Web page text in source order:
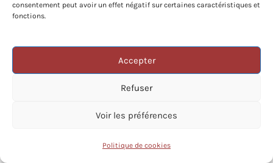
consentement peut avoir un effet négatif sur certaines caractéristiques et
fonctions.
Accepter
Refuser
Voir les préférences
Politique de cookies
et à le placer sous ses regards. 19Comme
la foule, ils montèrent sur le toit, et ils le
descendirent par une ouverture, avec son lit,
au milieu de l’assemblée, devant Jésus.
Voyant leur foi, Jésus dit:Homme, tes
les pharisiens se mirent à raisonner et à dire:
JOUR